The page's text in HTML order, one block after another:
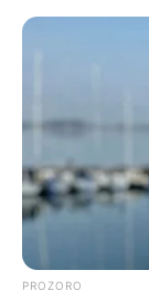
PROZORO